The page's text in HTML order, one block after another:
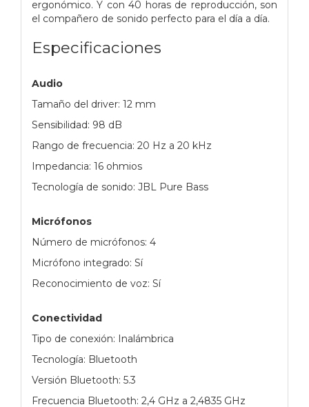
ergonómico. Y con 40 horas de reproducción, son
el compañero de sonido perfecto para el día a día.
Especificaciones
Audio
Tamaño del driver: 12 mm
Sensibilidad: 98 dB
Rango de frecuencia: 20 Hz a 20 kHz
Impedancia: 16 ohmios
Tecnología de sonido: JBL Pure Bass
Micrófonos
Número de micrófonos: 4
Micrófono integrado: Sí
Reconocimiento de voz: Sí
Conectividad
Tipo de conexión: Inalámbrica
Tecnología: Bluetooth
Versión Bluetooth: 5.3
Frecuencia Bluetooth: 2,4 GHz a 2,4835 GHz